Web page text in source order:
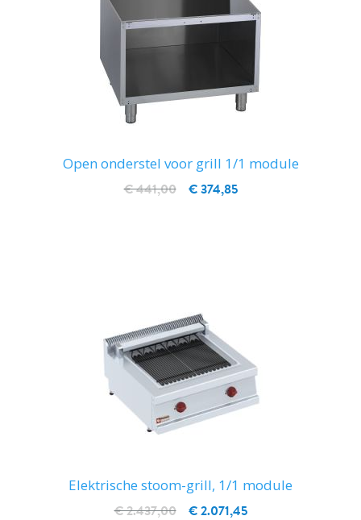
Open onderstel voor grill 1/1 module
€ 374,85
€ 441,00
Elektrische stoom-grill, 1/1 module
€ 2.071,45
€ 2.437,00